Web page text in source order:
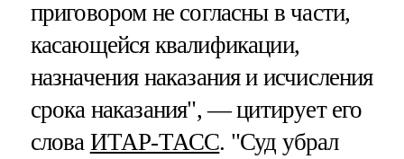
приговором не согласны в части,
касающейся квалификации,
назначения наказания и исчисления
срока наказания", — цитирует его
слова ИТАР-ТАСС. "Суд убрал